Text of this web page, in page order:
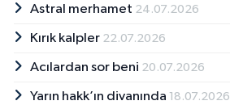
Astral merhamet 24.07.2026
Kırık kalpler 22.07.2026
Acılardan sor beni 20.07.2026
Yarın hakk’ın divanında 18.07.2026